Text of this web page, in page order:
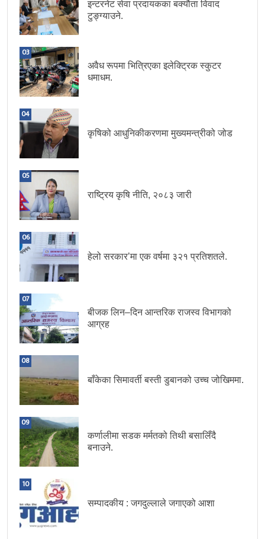
इन्टरनेट सेवा प्रदायकका बक्यौता विवाद
टुङ्ग्याउने.
03
अवैध रूपमा भित्रिएका इलेक्ट्रिक स्कुटर
धमाधम.
04
कृषिको आधुनिकीकरणमा मुख्यमन्त्रीको जोड
05
राष्ट्रिय कृषि नीति, २०८३ जारी
06
हेलो सरकार’मा एक वर्षमा ३२१ प्रतिशतले.
07
बीजक लिन–दिन आन्तरिक राजस्व विभागको
आग्रह
08
बाँकेका सिमावर्ती बस्ती डुबानको उच्च जोखिममा.
09
कर्णालीमा सडक मर्मतको तिथी बसालिँदै
बनाउने.
10
सम्पादकीय : जगदुल्लाले जगाएको आशा